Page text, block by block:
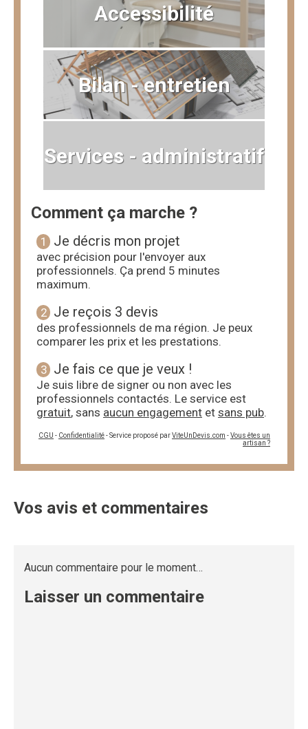
Accessibilité
Bilan - entretien
Services - administratif
Comment ça marche ?
1 Je décris mon projet
avec précision pour l'envoyer aux
professionnels. Ça prend 5 minutes
maximum.
2 Je reçois 3 devis
des professionnels de ma région. Je peux
comparer les prix et les prestations.
3 Je fais ce que je veux !
Je suis libre de signer ou non avec les
professionnels contactés. Le service est
gratuit, sans aucun engagement et sans pub.
CGU - Confidentialité- Service proposé parViteUnDevis.com -Vous êtes un
artisan ?
Vos avis et commentaires
Aucun commentaire pour le moment…
Laisser un commentaire